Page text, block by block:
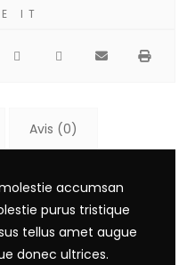
Avis (0)
accumsan
purus tristique
tellus amet augue
donec ultrices.